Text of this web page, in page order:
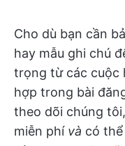
Cho dù bạn cần
hay mẫu ghi chú
trọng từ các cuộc
hợp trong bài
theo dõi chúng
miễn phí và có